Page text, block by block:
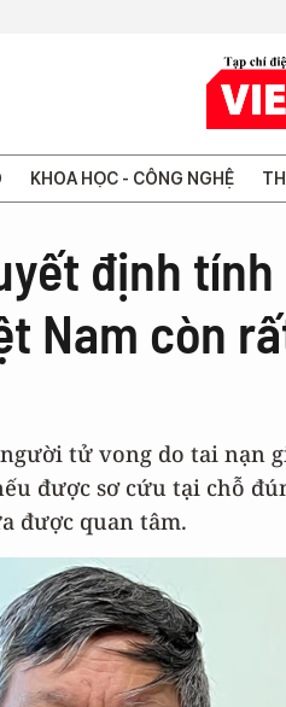
KHOA HỌC - CÔNG NGHỆ
định
Nam còn
tử vong do tai nạn
được sơ cứu tại chỗ
được quan tâm.